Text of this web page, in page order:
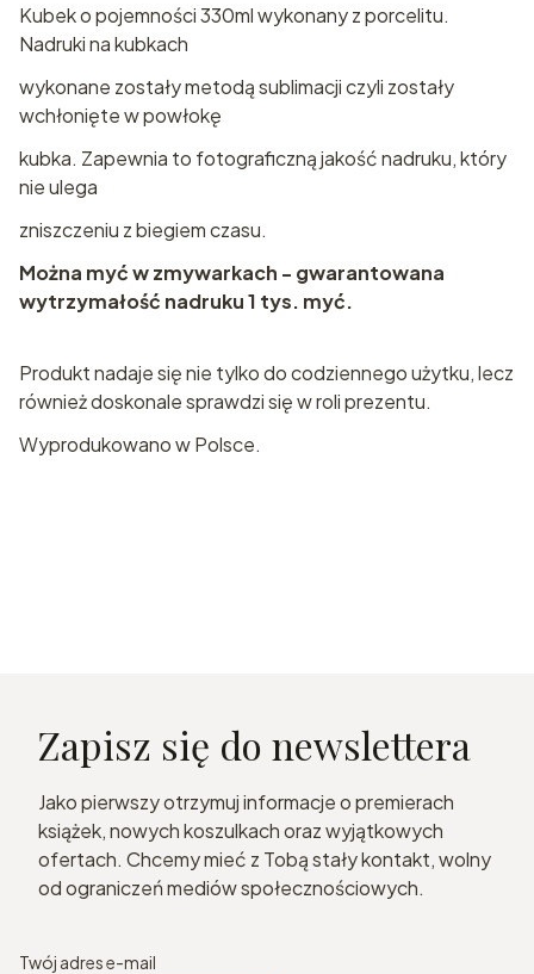
Kubek o pojemności 330ml wykonany z porcelitu.
Nadruki na kubkach
wykonane zostały metodą sublimacji czyli zostały
wchłonięte w powłokę
kubka. Zapewnia to fotograficzną jakość nadruku, który
nie ulega
zniszczeniu z biegiem czasu.
Można myć w zmywarkach - gwarantowana
wytrzymałość nadruku 1 tys. myć.
Produkt nadaje się nie tylko do codziennego użytku, lecz
również doskonale sprawdzi się w roli prezentu.
Wyprodukowano w Polsce.
Zapisz się do newslettera
Jako pierwszy otrzymuj informacje o premierach
książek, nowych koszulkach oraz wyjątkowych
ofertach. Chcemy mieć z Tobą stały kontakt, wolny
od ograniczeń mediów społecznościowych.
Twój adres e-mail